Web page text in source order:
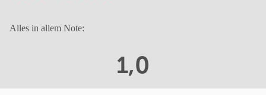
Alles in allem Note:
1,0